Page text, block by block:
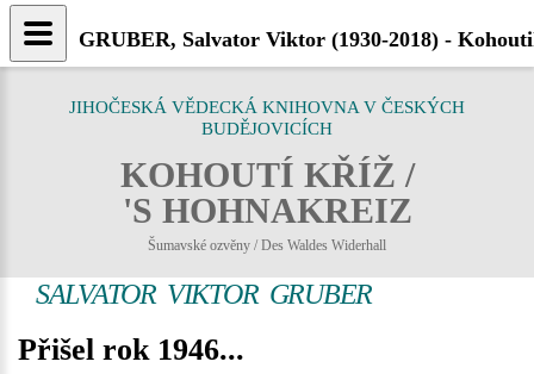
JIHOČESKÁ VĚDECKÁ KNIHOVNA V ČESKÝCH
BUDĚJOVICÍCH
KOHOUTÍ KŘÍŽ /
'S HOHNAKREIZ
Šumavské ozvěny / Des Waldes Widerhall
SALVATOR VIKTOR GRUBER
Přišel rok 1946...
GRUBER, Salvator Viktor (1930-2018) -